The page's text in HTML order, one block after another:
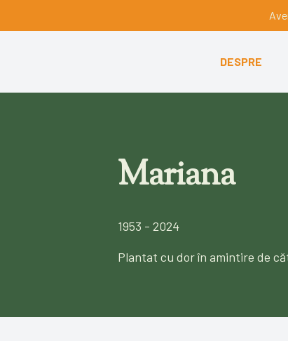
DESPRE
Mariana
1953 - 2024
Plantat cu dor în amintire de